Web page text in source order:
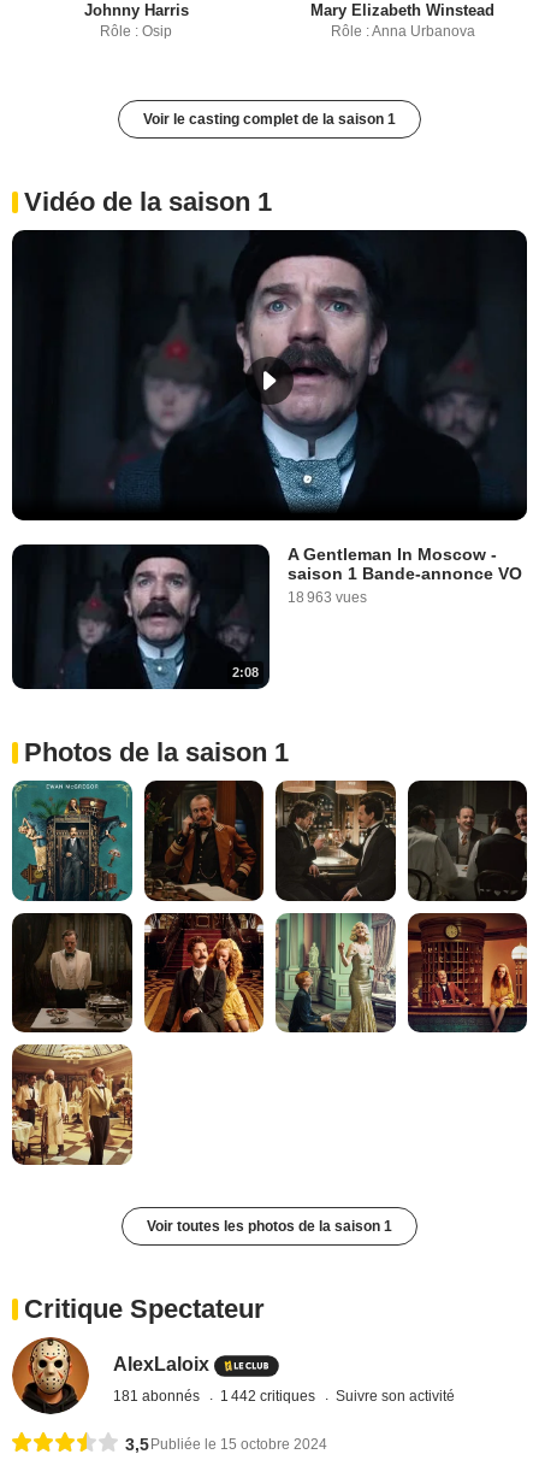
Johnny Harris
Rôle : Osip
Mary Elizabeth Winstead
Rôle : Anna Urbanova
Voir le casting complet de la saison 1
Vidéo de la saison 1
2:08
A Gentleman In Moscow -
saison 1 Bande-annonce VO
18 963 vues
Photos de la saison 1
Voir toutes les photos de la saison 1
Critique Spectateur
AlexLaloix
181 abonnés 1 442 critiques Suivre son activité
3,5 Publiée le 15 octobre 2024